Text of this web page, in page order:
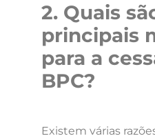
2. Quais
principais
para a
BPC?
Existem várias